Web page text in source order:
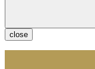
close